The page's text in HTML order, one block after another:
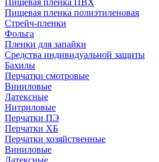
Пищевая пленка ПВХ
Пищевая пленка полиэтиленовая
Стрейч-пленки
Фольга
Пленки для запайки
Средства индивидуальной защиты
Бахилы
Перчатки смотровые
Виниловые
Латексные
Нитриловые
Перчатки ПЭ
Перчатки ХБ
Перчатки хозяйственные
Виниловые
Латексные